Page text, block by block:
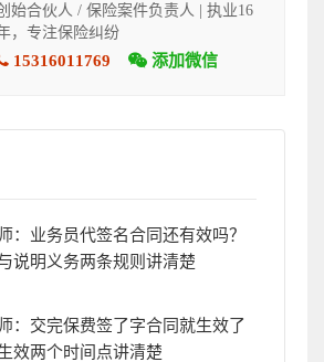
始合伙人 / 保险案件负责人 | 执业16
，专注保险纠纷
15316011769 添加微信
：业务员代签名合同还有效吗？
说明义务两条规则讲清楚
：交完保费签了字合同就生效了
效两个时间点讲清楚